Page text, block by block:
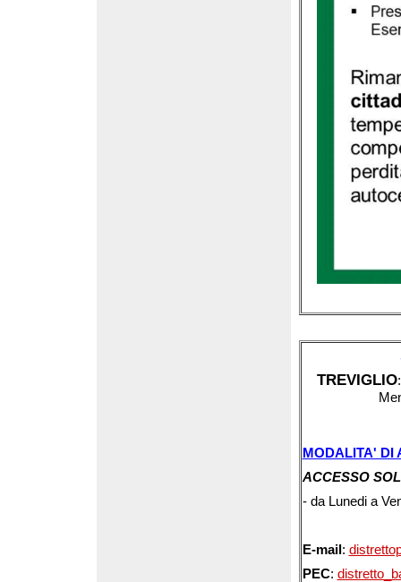
TREVIGLIO
MODALITA' DI
ACCESSO
- da Lunedi a
E-mail:
PEC: